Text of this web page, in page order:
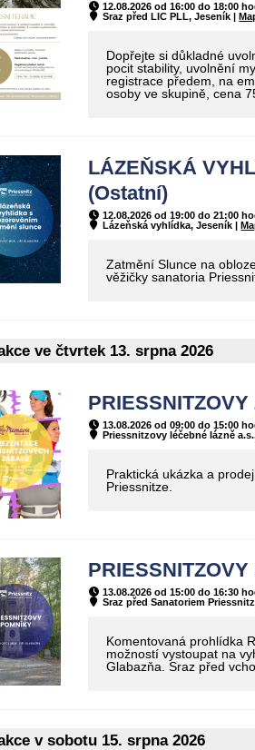
12.08.2026 od 16:00 do 18:00
Sraz před LIC PLL, Jeseník |
Dopřejte si důkladné
pocit stability, uvolnění
registrace předem, na
osoby ve skupině, cena
LÁZEŇSKÁ
(Ostatní)
12.08.2026 od 19:00 do 21:00
Lázeňská vyhlídka, Jeseník |
Zatmění Slunce na
věžičky sanatoria
ve čtvrtek 13. srpna 2026
13.08.2026 od 09:00 do 15:00
Priessnitzovy léčebné lázně
Praktická ukázka a
Priessnitze.
13.08.2026 od 15:00 do 16:30
Sraz před Sanatoriem
Komentovaná prohlídka
možností vystoupat na
Glabazňa. Sraz před
v sobotu 15. srpna 2026